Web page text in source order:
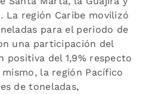
La región Caribe movilizó
para el periodo de
una participación del
positiva del 1,9% respecto
la región Pacífico
de toneladas,